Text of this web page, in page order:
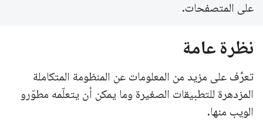
على المتصفحات.
نظرة عامة
تعرَّف على مزيد من المعلومات عن المنظومة المتكاملة
المزدهرة للتطبيقات الصغيرة وما يمكن أن يتعلّمه مطوّرو
الويب منها.